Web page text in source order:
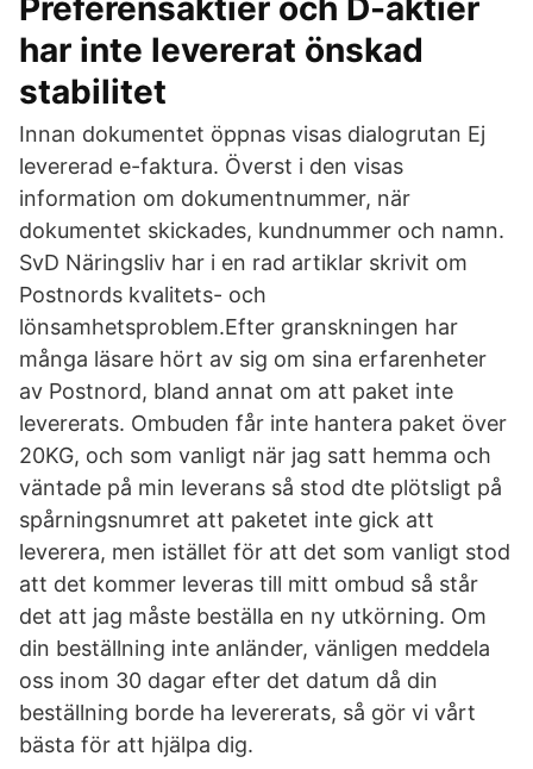
Preferensaktier och D-aktier
har inte levererat önskad
stabilitet
Innan dokumentet öppnas visas dialogrutan Ej
levererad e-faktura. Överst i den visas
information om dokumentnummer, när
dokumentet skickades, kundnummer och namn.
SvD Näringsliv har i en rad artiklar skrivit om
Postnords kvalitets- och
lönsamhetsproblem.Efter granskningen har
många läsare hört av sig om sina erfarenheter
av Postnord, bland annat om att paket inte
levererats. Ombuden får inte hantera paket över
20KG, och som vanligt när jag satt hemma och
väntade på min leverans så stod dte plötsligt på
spårningsnumret att paketet inte gick att
leverera, men istället för att det som vanligt stod
att det kommer leveras till mitt ombud så står
det att jag måste beställa en ny utkörning. Om
din beställning inte anländer, vänligen meddela
oss inom 30 dagar efter det datum då din
beställning borde ha levererats, så gör vi vårt
bästa för att hjälpa dig.